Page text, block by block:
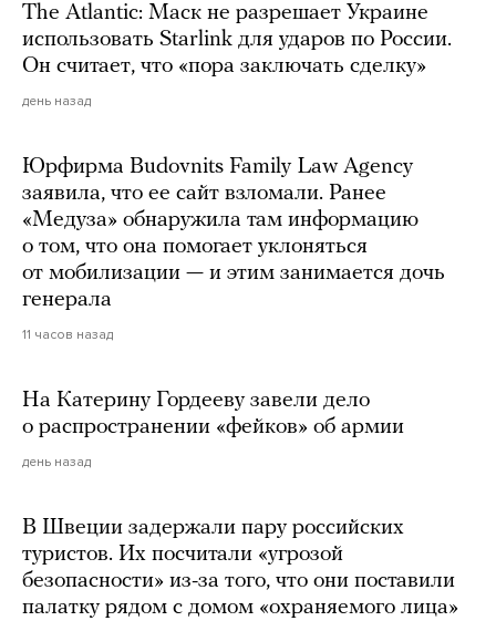
The Atlantic: Маск не разрешает Украине
использовать Starlink для ударов по России.
Он считает, что «пора заключать сделку»
день назад
Юрфирма Budovnits Family Law Agency
заявила, что ее сайт взломали. Ранее
«Медуза» обнаружила там информацию
о том, что она помогает уклоняться
от мобилизации — и этим занимается дочь
генерала
11 часов назад
На Катерину Гордееву завели дело
о распространении «фейков» об армии
день назад
В Швеции задержали пару российских
туристов. Их посчитали «угрозой
безопасности» из-за того, что они поставили
палатку рядом с домом «охраняемого лица»